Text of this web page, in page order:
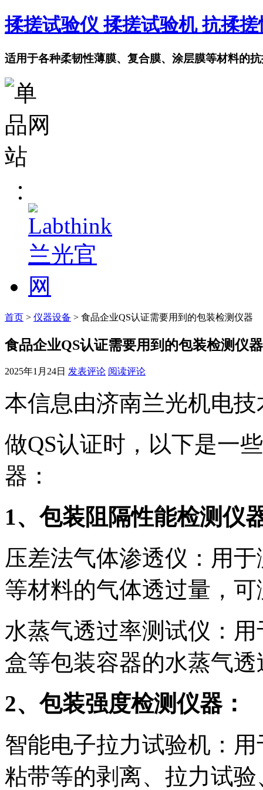
揉搓试验仪 揉搓试验机 抗揉
适用于各种柔韧性薄膜、复合膜、涂层膜等材料的
首页 > 仪器设备 > 食品企业QS认证需要用到的包装检测仪器
食品企业QS认证需要用到的包装检测仪器
2025年1月24日 发表评论 阅读评论
本信息由济南兰光机电
做QS认证时，以下是一
器：
1、包装阻隔性能检测仪
压差法气体渗透仪：用
等材料的气体透过量，
水蒸气透过率测试仪：
盒等包装容器的水蒸气透
2、包装强度检测仪器：
智能电子拉力试验机：
粘带等的剥离、拉力试